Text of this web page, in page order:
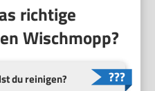
richtige
Wischmopp?
du reinigen?